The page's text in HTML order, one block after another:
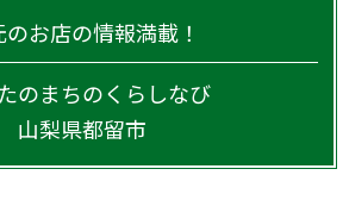
お店の情報満載！
のまちのくらしなび
山梨県都留市